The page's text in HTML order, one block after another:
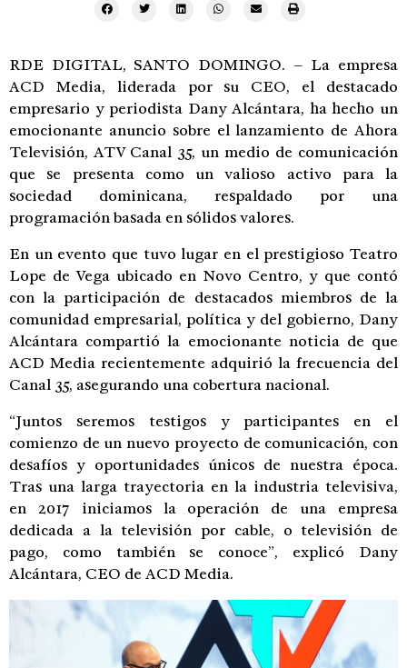
RDE DIGITAL, SANTO DOMINGO. – La empresa
ACD Media, liderada por su CEO, el destacado
empresario y periodista Dany Alcántara, ha hecho un
emocionante anuncio sobre el lanzamiento de Ahora
Televisión, ATV Canal 35, un medio de comunicación
que se presenta como un valioso activo para la
sociedad dominicana, respaldado por una
programación basada en sólidos valores.
En un evento que tuvo lugar en el prestigioso Teatro
Lope de Vega ubicado en Novo Centro, y que contó
con la participación de destacados miembros de la
comunidad empresarial, política y del gobierno, Dany
Alcántara compartió la emocionante noticia de que
ACD Media recientemente adquirió la frecuencia del
Canal 35, asegurando una cobertura nacional.
“Juntos seremos testigos y participantes en el
comienzo de un nuevo proyecto de comunicación, con
desafíos y oportunidades únicos de nuestra época.
Tras una larga trayectoria en la industria televisiva,
en 2017 iniciamos la operación de una empresa
dedicada a la televisión por cable, o televisión de
pago, como también se conoce”, explicó Dany
Alcántara, CEO de ACD Media.